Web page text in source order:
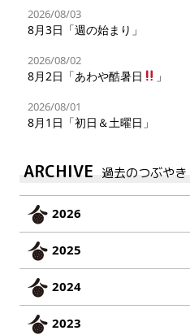
2026/08/03
8月3日「週の始まり」
2026/08/02
8月2日「あわや酷暑日 」
2026/08/01
8月1日「初日＆土曜日」
ARCHIVE 過去のつぶやき
2026
2025
2024
2023